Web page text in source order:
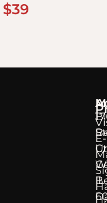
$39
E-
IL